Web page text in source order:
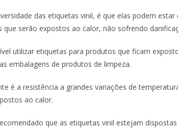
das etiquetas vinil, é que elas podem
serão expostos ao calor, não sofrendo
utilizar etiquetas para produtos que ficam
embalagens de produtos de limpeza.
é a resistência a grandes variações de
ao calor.
que as etiquetas vinil estejam